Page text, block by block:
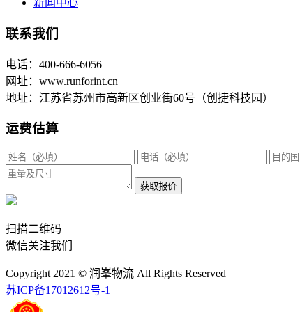
新闻中心
联系我们
电话：400-666-6056
网址：www.runforint.cn
地址：江苏省苏州市高新区创业街60号（创捷科技园）
运费估算
获取报价
扫描二维码
微信关注我们
Copyright 2021 © 润峯物流 All Rights Reserved
苏ICP备17012612号-1